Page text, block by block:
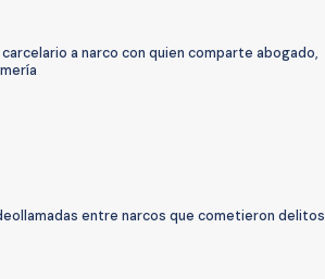
a narco con quien comparte abogado,
entre narcos que cometieron delitos